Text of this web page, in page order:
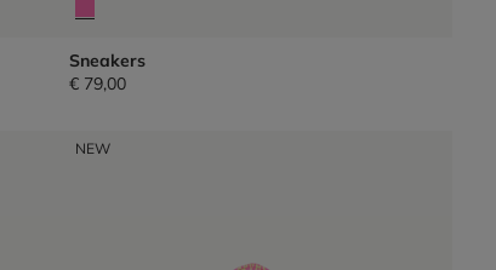
Sneakers
€ 79,00
NEW